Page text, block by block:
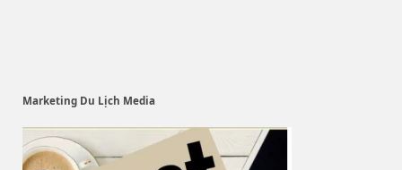
Marketing Du Lịch Media